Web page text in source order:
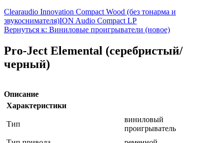
Clearaudio Innovation Compact Wood (без тонарма и
звукоснимателя)ION Audio Compact LP
Вернуться к: Виниловые проигрыватели (новое)
Pro-Ject Elemental (серебристый/
черный)
Описание
Характеристики
Тип
виниловый
проигрыватель